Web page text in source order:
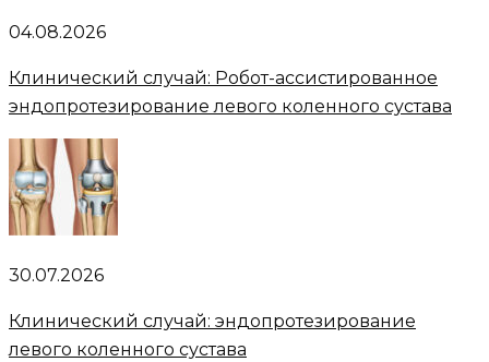
04.08.2026
Клинический случай: Робот-ассистированное
эндопротезирование левого коленного сустава
30.07.2026
Клинический случай: эндопротезирование
левого коленного сустава